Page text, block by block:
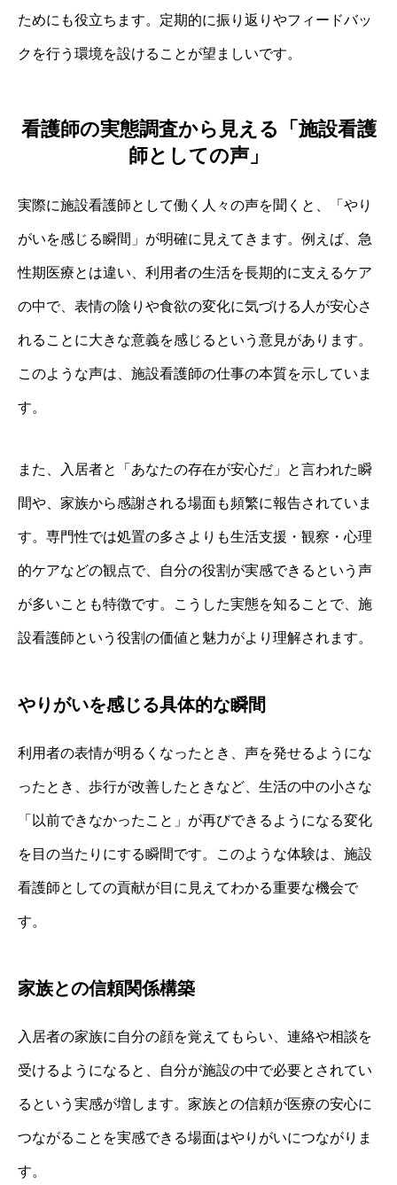
ためにも役立ちます。定期的に振り返りやフィードバッ
クを行う環境を設けることが望ましいです。
看護師の実態調査から見える「施設看護
師としての声」
実際に施設看護師として働く人々の声を聞くと、「やり
がいを感じる瞬間」が明確に見えてきます。例えば、急
性期医療とは違い、利用者の生活を長期的に支えるケア
の中で、表情の陰りや食欲の変化に気づける人が安心さ
れることに大きな意義を感じるという意見があります。
このような声は、施設看護師の仕事の本質を示していま
す。
また、入居者と「あなたの存在が安心だ」と言われた瞬
間や、家族から感謝される場面も頻繁に報告されていま
す。専門性では処置の多さよりも生活支援・観察・心理
的ケアなどの観点で、自分の役割が実感できるという声
が多いことも特徴です。こうした実態を知ることで、施
設看護師という役割の価値と魅力がより理解されます。
やりがいを感じる具体的な瞬間
利用者の表情が明るくなったとき、声を発せるようにな
ったとき、歩行が改善したときなど、生活の中の小さな
「以前できなかったこと」が再びできるようになる変化
を目の当たりにする瞬間です。このような体験は、施設
看護師としての貢献が目に見えてわかる重要な機会で
す。
家族との信頼関係構築
入居者の家族に自分の顔を覚えてもらい、連絡や相談を
受けるようになると、自分が施設の中で必要とされてい
るという実感が増します。家族との信頼が医療の安心に
つながることを実感できる場面はやりがいにつながりま
す。